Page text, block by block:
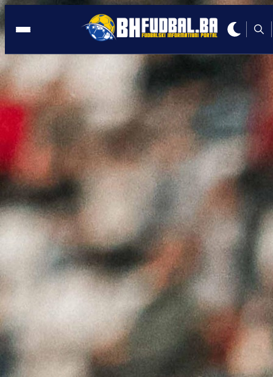
SARAJEVO
19:09, 02.11.2025
Velež zaledio Grbavicu i donio tri boda
Mostar!
Redakcija
19:09, 02.11.2025